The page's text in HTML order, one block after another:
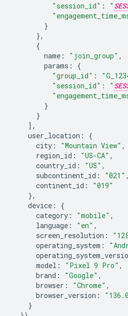
"session_id" : "
}
},
{
name : "join_group" ,
params :
{
"group_id" :
"session_id" : "
}
}
],
user_location :
{
city : "Mountain View" ,
region_id : "US-CA" ,
country_id : "US" ,
subcontinent_id : "021" ,
continent_id :
"019"
},
device :
{
category : "mobile" ,
language : "en" ,
screen_resolution :
operating_system :
model : "Pixel 9 Pro" ,
brand : "Google" ,
browser : "Chrome" ,
browser_version :
}